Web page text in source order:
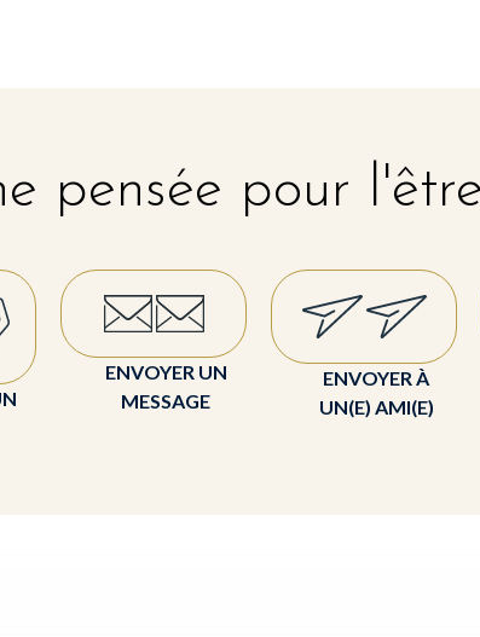
pensée pour
ENVOYER UN
MESSAGE
ENVOYER À
UN(E) AMI(E)